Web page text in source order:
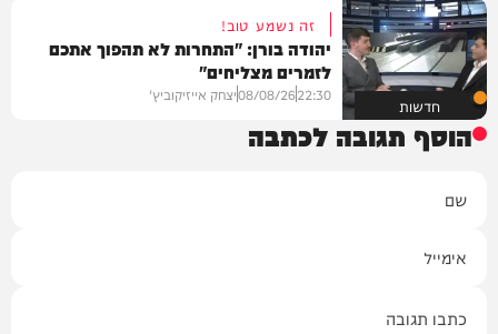
חדשות
זה נשמע טוב!
יהודה בורן: "התחרות לא תהפוך אתכם
לזמרים מצליחים"
22:30
08/08/26יצחק אייזיקוביץ'
הוסף תגובה לכתבה